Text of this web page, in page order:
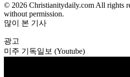
© 2026 Christianitydaily.com All rights
without permission.
많이 본 기사
광고
미주 기독일보 (Youtube)